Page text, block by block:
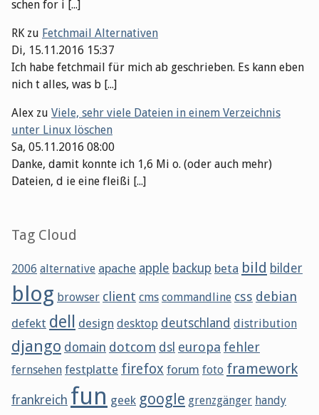
schen for i [...]
RKzu Fetchmail Alternativen
Di, 15.11.2016 15:37
Ich habe fetchmail für mich ab geschrieben. Es kann eben
nich t alles, was b [...]
Alex zu Viele, sehr viele Dateien in einem Verzeichnis
unter Linux löschen
Sa, 05.11.2016 08:00
Danke, damit konnte ich 1,6 Mi o. (oder auch mehr)
Dateien, d ie eine fleißi [...]
Tag Cloud
2006 alternative apache apple backup beta bild bilder
blog browser client cms commandline css debian
defekt dell design desktop deutschland distribution
django domain dotcom dsl europa fehler
fernsehen festplatte firefox forum foto framework
frankreich fun geek google grenzgänger handy